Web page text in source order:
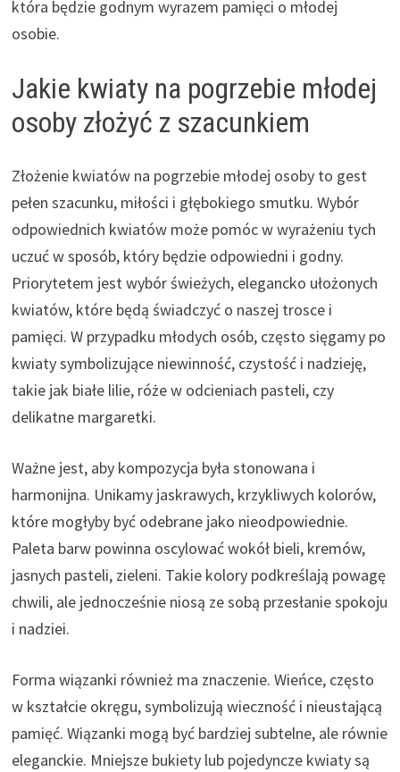
która będzie godnym wyrazem pamięci o młodej
osobie.
Jakie kwiaty na pogrzebie młodej
osoby złożyć z szacunkiem
Złożenie kwiatów na pogrzebie młodej osoby to gest
pełen szacunku, miłości i głębokiego smutku. Wybór
odpowiednich kwiatów może pomóc w wyrażeniu tych
uczuć w sposób, który będzie odpowiedni i godny.
Priorytetem jest wybór świeżych, elegancko ułożonych
kwiatów, które będą świadczyć o naszej trosce i
pamięci. W przypadku młodych osób, często sięgamy po
kwiaty symbolizujące niewinność, czystość i nadzieję,
takie jak białe lilie, róże w odcieniach pasteli, czy
delikatne margaretki.
Ważne jest, aby kompozycja była stonowana i
harmonijna. Unikamy jaskrawych, krzykliwych kolorów,
które mogłyby być odebrane jako nieodpowiednie.
Paleta barw powinna oscylować wokół bieli, kremów,
jasnych pasteli, zieleni. Takie kolory podkreślają powagę
chwili, ale jednocześnie niosą ze sobą przesłanie spokoju
i nadziei.
Forma wiązanki również ma znaczenie. Wieńce, często
w kształcie okręgu, symbolizują wieczność i nieustającą
pamięć. Wiązanki mogą być bardziej subtelne, ale równie
eleganckie. Mniejsze bukiety lub pojedyncze kwiaty są